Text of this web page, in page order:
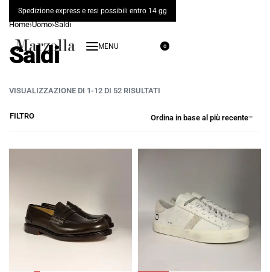
Spedizione express e resi possibili entro 14 gg
0
Home›Uomo›Saldi
Saldi
VISUALIZZAZIONE DI 1-12 DI 52 RISULTATI
Ordina in base al più recente
FILTRO